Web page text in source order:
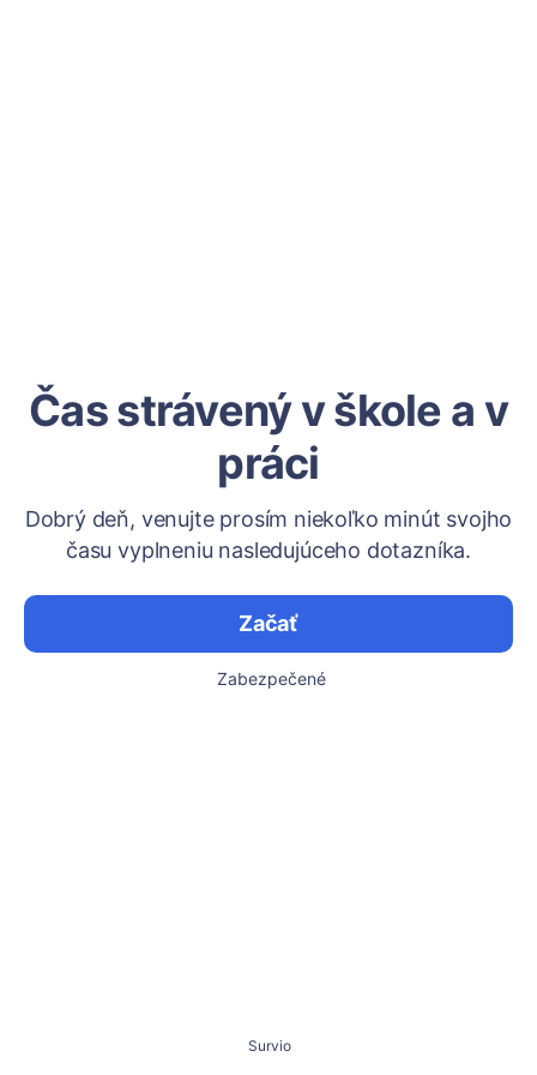
Čas strávený v škole a v
práci
Dobrý deň, venujte prosím niekoľko minút svojho
času vyplneniu nasledujúceho dotazníka.
Začať
Zabezpečené
Survio